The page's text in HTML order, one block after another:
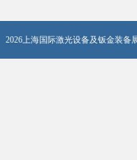
2026上海国际激光设备及钣金装